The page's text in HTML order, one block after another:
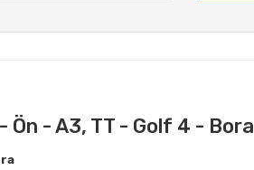
- A3, TT - Golf 4 - Bora